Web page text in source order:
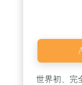
世界初、完